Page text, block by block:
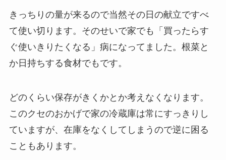
きっちりの量が来るので当然その日の献立ですべ
て使い切ります。そのせいで家でも「買ったらす
ぐ使いきりたくなる」病になってました。根菜と
か日持ちする食材でもです。
どのくらい保存がきくかとか考えなくなります。
このクセのおかげで家の冷蔵庫は常にすっきりし
ていますが、在庫をなくしてしまうので逆に困る
こともあります。